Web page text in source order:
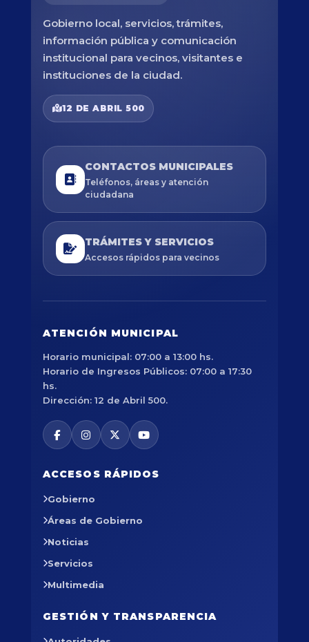
Gobierno local, servicios, trámites,
información pública y comunicación
institucional para vecinos, visitantes e
instituciones de la ciudad.
12 DE ABRIL 500
CONTACTOS MUNICIPALES
Teléfonos, áreas y atención
ciudadana
TRÁMITES Y SERVICIOS
Accesos rápidos para vecinos
ATENCIÓN MUNICIPAL
Horario municipal: 07:00 a 13:00 hs.
Horario de Ingresos Públicos: 07:00 a 17:30
hs.
Dirección: 12 de Abril 500.
ACCESOS RÁPIDOS
Gobierno
Áreas de Gobierno
Noticias
Servicios
Multimedia
GESTIÓN Y TRANSPARENCIA